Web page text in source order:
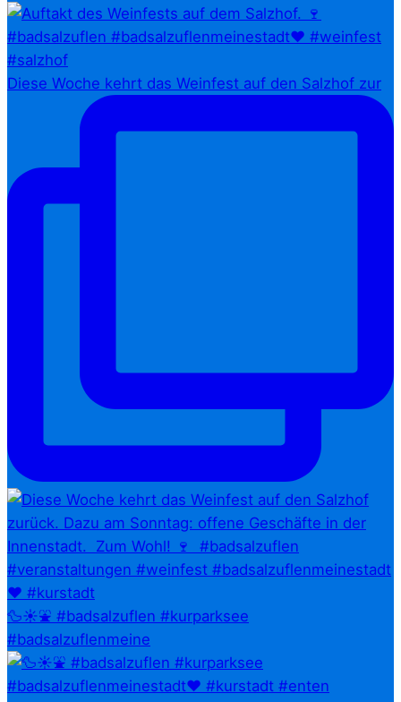
Diese Woche kehrt das Weinfest auf den Salzhof zur
🦆☀️⛲ #badsalzuflen #kurparksee
#badsalzuflenmeine